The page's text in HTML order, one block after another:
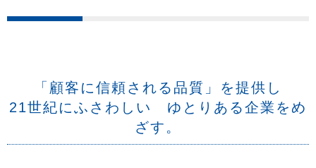
「顧客に信頼される品質」を提供し
21世紀にふさわしい ゆとりある企業をめ
ざす。